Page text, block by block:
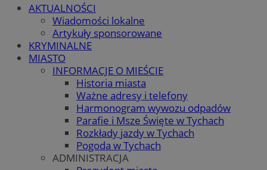
AKTUALNOŚCI
Wiadomości lokalne
Artykuły sponsorowane
KRYMINALNE
MIASTO
INFORMACJE O MIEŚCIE
Historia miasta
Ważne adresy i telefony
Harmonogram wywozu odpadów
Parafie i Msze Święte w Tychach
Rozkłady jazdy w Tychach
Pogoda w Tychach
ADMINISTRACJA